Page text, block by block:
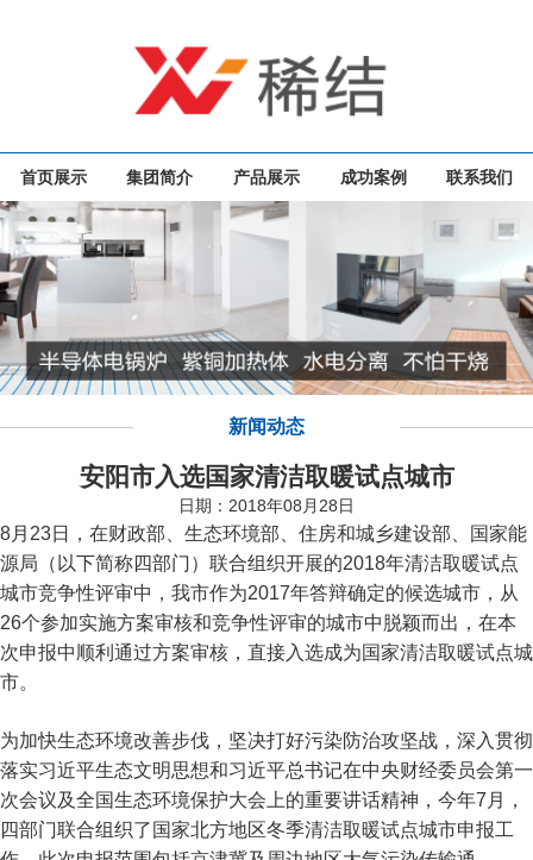
首页展示 集团简介 产品展示 成功案例 联系我们
新闻动态
安阳市入选国家清洁取暖试点城市
日期：2018年08月28日
8月23日，在财政部、生态环境部、住房和城乡建设部、国家能
源局（以下简称四部门）联合组织开展的2018年清洁取暖试点
城市竞争性评审中，我市作为2017年答辩确定的候选城市，从
26个参加实施方案审核和竞争性评审的城市中脱颖而出，在本
次申报中顺利通过方案审核，直接入选成为国家清洁取暖试点城
市。
为加快生态环境改善步伐，坚决打好污染防治攻坚战，深入贯彻
落实习近平生态文明思想和习近平总书记在中央财经委员会第一
次会议及全国生态环境保护大会上的重要讲话精神，今年7月，
四部门联合组织了国家北方地区冬季清洁取暖试点城市申报工